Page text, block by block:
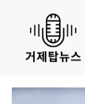
content